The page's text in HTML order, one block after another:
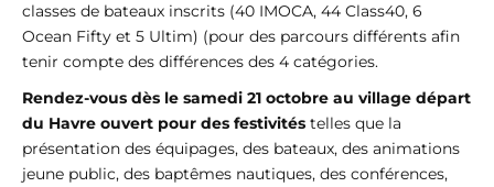
classes de bateaux inscrits (40 IMOCA, 44 Class40, 6
Ocean Fifty et 5 Ultim) (pour des parcours différents afin
tenir compte des différences des 4 catégories.
Rendez-vous dès le samedi 21 octobre au village départ
du Havre ouvert pour des festivités telles que la
présentation des équipages, des bateaux, des animations
jeune public, des baptêmes nautiques, des conférences,